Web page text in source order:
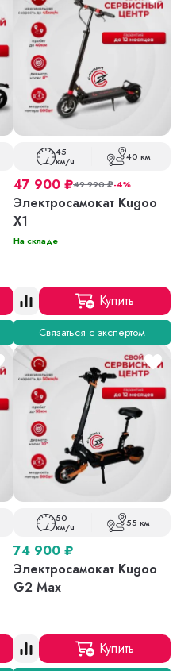
45
км/ч 40 км
47 900 ₽49 990₽-4%
Электросамокат Kugoo
X1
На складе
Купить
Связаться с экспертом
50
км/ч 55 км
74 900 ₽
Электросамокат Kugoo
G2 Max
Купить